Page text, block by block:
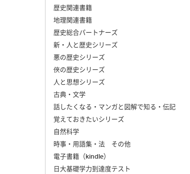
歴史関連書籍
地理関連書籍
歴史総合パートナーズ
新・人と歴史シリーズ
悪の歴史シリーズ
俠の歴史シリーズ
人と思想シリーズ
古典・文学
話したくなる・マンガと図解で知る・伝記
覚えておきたいシリーズ
自然科学
時事・用語集・法 その他
電子書籍（kindle）
日大基礎学力到達度テスト